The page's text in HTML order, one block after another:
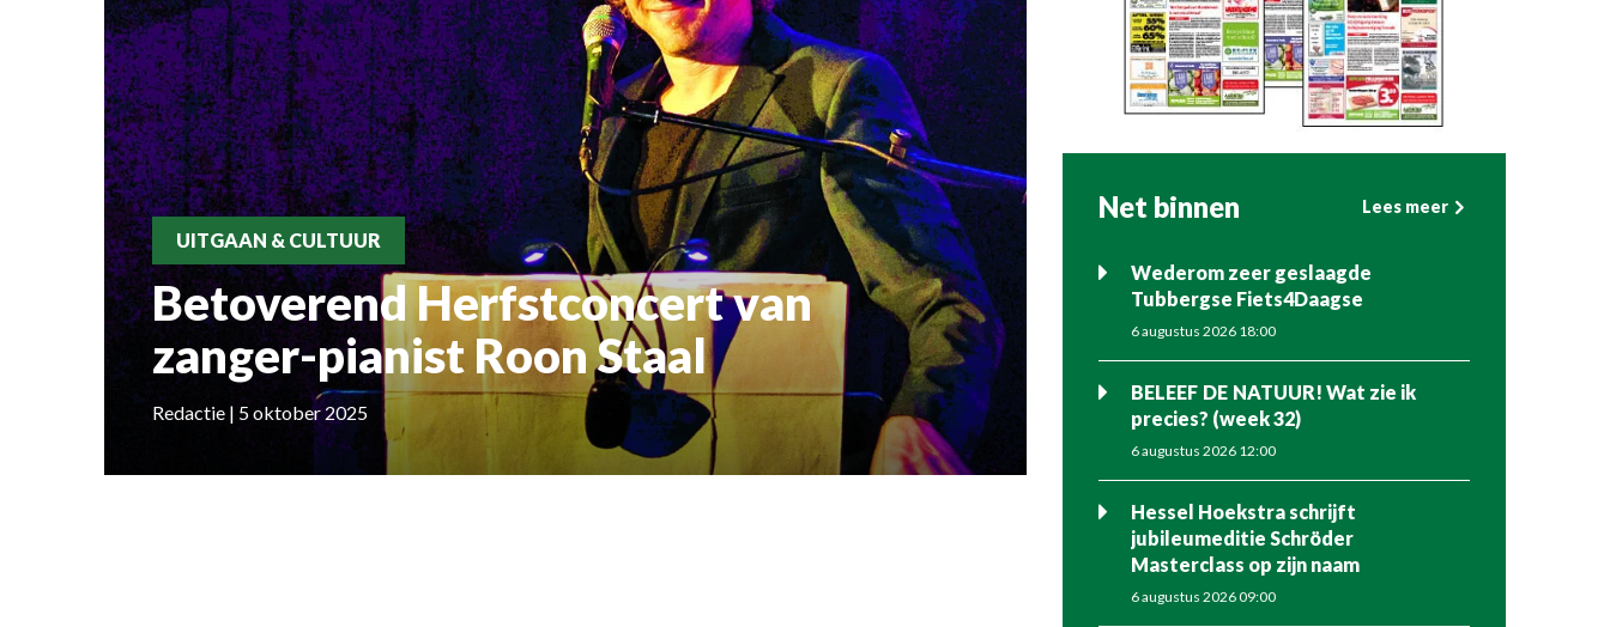
UITGAAN & CULTUUR
Betoverend Herfstconcert van
zanger-pianist Roon Staal
Redactie | 5 oktober 2025
Net binnen Lees meer
Wederom zeer geslaagde
Tubbergse Fiets4Daagse
6 augustus 2026 18:00
BELEEF DE NATUUR! Wat zie ik
precies? (week 32)
6 augustus 2026 12:00
Hessel Hoekstra schrijft
jubileumeditie Schröder
Masterclass op zijn naam
6 augustus 2026 09:00